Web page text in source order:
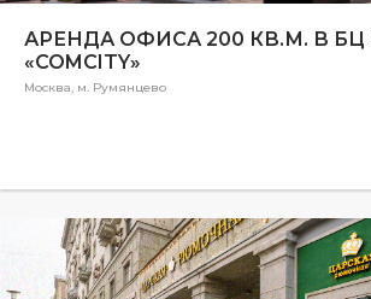
АРЕНДА ОФИСА 200 КВ.М. В БЦ
«COMCITY»
Москва, м. Румянцево